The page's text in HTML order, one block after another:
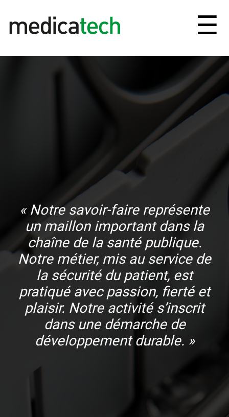
et
le
☰
« Notre savoir-faire représente
un maillon important dans la
chaîne de la santé publique.
Notre métier, mis au service de
la sécurité du patient, est
pratiqué avec passion, fierté et
plaisir. Notre activité s’inscrit
dans une démarche de
développement durable. »